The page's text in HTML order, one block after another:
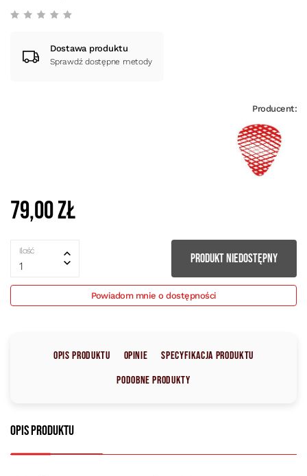
Dostawa produktu
Sprawdź dostępne metody
Producent:
79,00 zł
Ilość
1
PRODUKT NIEDOSTĘPNY
Powiadom mnie o dostępności
Opis produktu Opinie
Specyfikacja produktu
Podobne produkty
Opis produktu